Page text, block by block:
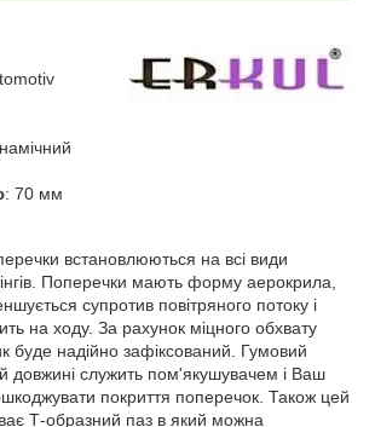
: 70 мм
встановлюються на всі види
Поперечки мають форму аерокрила,
супротив повітряного потоку і
на ходу. За рахунок міцного обхвату
буде надійно зафіксований. Гумовий
довжині служить пом'якушувачем і Ваш
покриття поперечок. Також цей
Т-образний паз в який можна